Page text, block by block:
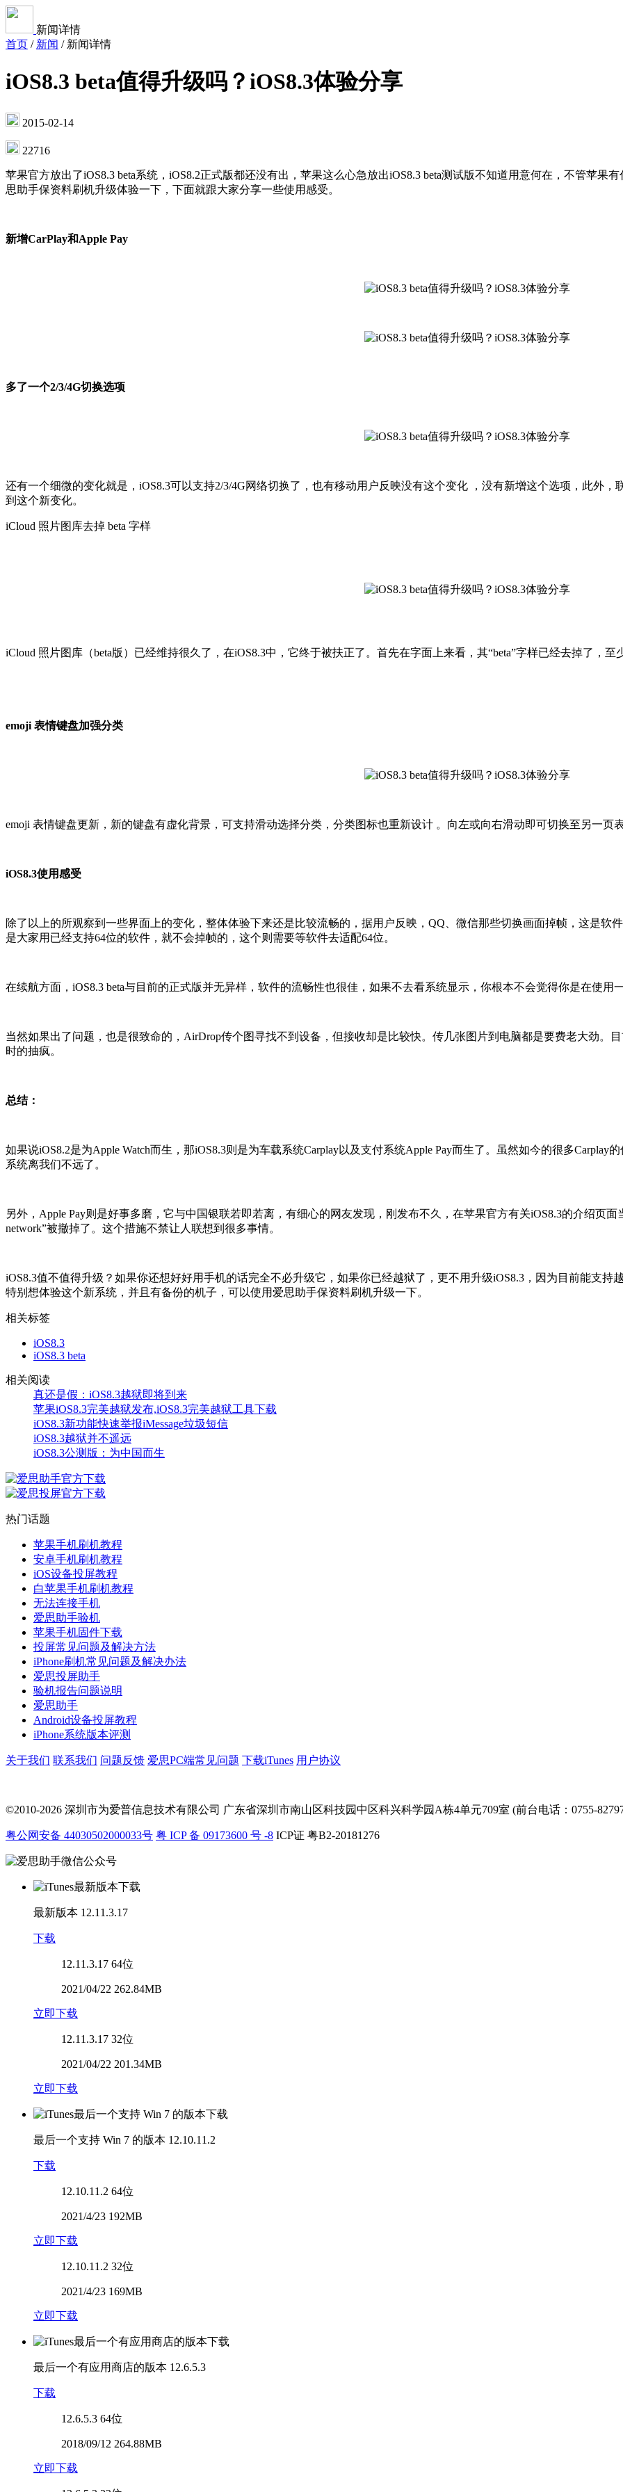
新闻详情
首页 / 新闻 / 新闻详情
iOS8.3 beta值得升级吗？iOS8.3体验分享
2015-02-14
22716
苹果官方放出了iOS8.3 beta系统，iOS8.2正式版都还没有出，苹果这么心急放出iOS8.3 beta测试版不知道用意何在，不管苹果
思助手保资料刷机升级体验一下，下面就跟大家分享一些使用感受。
新增CarPlay和Apple Pay
多了一个2/3/4G切换选项
还有一个细微的变化就是，iOS8.3可以支持2/3/4G网络切换了，也有移动用户反映没有这个变化 ，没有新增这个选项，此外，
到这个新变化。
iCloud 照片图库去掉 beta 字样
iCloud 照片图库（beta版）已经维持很久了，在iOS8.3中，它终于被扶正了。首先在字面上来看，其“beta”字样已经去掉了，
emoji 表情键盘加强分类
emoji 表情键盘更新，新的键盘有虚化背景，可支持滑动选择分类，分类图标也重新设计 。向左或向右滑动即可切换至另一页
iOS8.3使用感受
除了以上的所观察到一些界面上的变化，整体体验下来还是比较流畅的，据用户反映，QQ、微信那些切换画面掉帧，这是软
是大家用已经支持64位的软件，就不会掉帧的，这个则需要等软件去适配64位。
在续航方面，iOS8.3 beta与目前的正式版并无异样，软件的流畅性也很佳，如果不去看系统显示，你根本不会觉得你是在使用
当然如果出了问题，也是很致命的，AirDrop传个图寻找不到设备，但接收却是比较快。传几张图片到电脑都是要费老大劲。
时的抽疯。
总结：
如果说iOS8.2是为Apple Watch而生，那iOS8.3则是为车载系统Carplay以及支付系统Apple Pay而生了。虽然如今的很多
系统离我们不远了。
另外，Apple Pay则是好事多磨，它与中国银联若即若离，有细心的网友发现，刚发布不久，在苹果官方有关iOS8.3的介绍页面
network”被撤掉了。这个措施不禁让人联想到很多事情。
iOS8.3值不值得升级？如果你还想好好用手机的话完全不必升级它，如果你已经越狱了，更不用升级iOS8.3，因为目前能支持
特别想体验这个新系统，并且有备份的机子，可以使用爱思助手保资料刷机升级一下。
相关标签
iOS8.3
iOS8.3 beta
相关阅读
真还是假：iOS8.3越狱即将到来
苹果iOS8.3完美越狱发布,iOS8.3完美越狱工具下载
iOS8.3新功能快速举报iMessage垃圾短信
iOS8.3越狱并不遥远
iOS8.3公测版：为中国而生
热门话题
苹果手机刷机教程
安卓手机刷机教程
iOS设备投屏教程
白苹果手机刷机教程
无法连接手机
爱思助手验机
苹果手机固件下载
投屏常见问题及解决方法
iPhone刷机常见问题及解决办法
爱思投屏助手
验机报告问题说明
爱思助手
Android设备投屏教程
iPhone系统版本评测
关于我们 联系我们 问题反馈 爱思PC端常见问题 下载iTunes 用户协议
©2010-2026 深圳市为爱普信息技术有限公司 广东省深圳市南山区科技园中区科兴科学园A栋4单元709室 (前台电话：0755-
粤公网安备 44030502000033号 粤 ICP 备 09173600 号 -8 ICP证 粤B2-20181276
最新版本 12.11.3.17
下载
12.11.3.17 64位
2021/04/22 262.84MB
立即下载
12.11.3.17 32位
2021/04/22 201.34MB
立即下载
最后一个支持 Win 7 的版本 12.10.11.2
下载
12.10.11.2 64位
2021/4/23 192MB
立即下载
12.10.11.2 32位
2021/4/23 169MB
立即下载
最后一个有应用商店的版本 12.6.5.3
下载
12.6.5.3 64位
2018/09/12 264.88MB
立即下载